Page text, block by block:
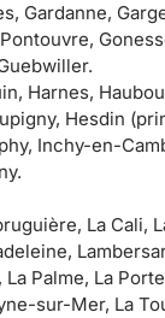
Gardanne,
Harnes,
Hesdin
Inchy-en-
La Cali,
Palme, La
sur-Mer, La